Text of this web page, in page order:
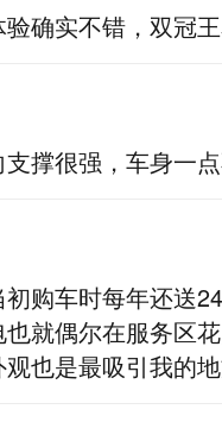
确实不错，双冠
撑很强，车身一
购车时每年还送
就偶尔在服务区
也是最吸引我的